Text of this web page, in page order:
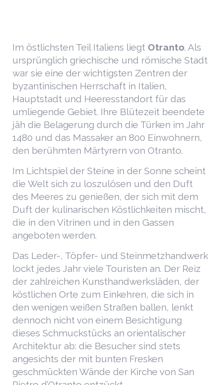
Im östlichsten Teil Italiens liegt Otranto. Als
ursprünglich griechische und römische Stadt
war sie eine der wichtigsten Zentren der
byzantinischen Herrschaft in Italien,
Hauptstadt und Heeresstandort für das
umliegende Gebiet. Ihre Blütezeit beendete
jäh die Belagerung durch die Türken im Jahr
1480 und das Massaker an 800 Einwohnern,
den berühmten Märtyrern von Otranto.
Im Lichtspiel der Steine in der Sonne scheint
die Welt sich zu loszulösen und den Duft
des Meeres zu genießen, der sich mit dem
Duft der kulinarischen Köstlichkeiten mischt,
die in den Vitrinen und in den Gassen
angeboten werden.
Das Leder-, Töpfer- und Steinmetzhandwerk
lockt jedes Jahr viele Touristen an. Der Reiz
der zahlreichen Kunsthandwerksläden, der
köstlichen Orte zum Einkehren, die sich in
den wenigen weißen Straßen ballen, lenkt
dennoch nicht von einem Besichtigung
dieses Schmuckstücks an orientalischer
Architektur ab: die Besucher sind stets
angesichts der mit bunten Fresken
geschmückten Wände der Kirche von San